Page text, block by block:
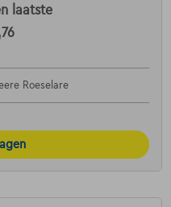
laatste
Roeselare